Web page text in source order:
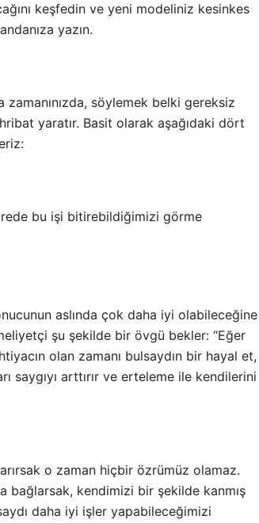
keşfedin ve yeni modeliniz kesinkes
yazın.
zamanınızda, söylemek belki gereksiz
yaratır. Basit olarak aşağıdaki dört
bu işi bitirebildiğimizi görme
aslında çok daha iyi olabileceğine
şu şekilde bir övgü bekler: “Eğer
olan zamanı bulsaydın bir hayal et,
saygıyı arttırır ve erteleme ile kendilerini
o zaman hiçbir özrümüz olamaz.
bağlarsak, kendimizi bir şekilde kanmış
daha iyi işler yapabileceğimizi